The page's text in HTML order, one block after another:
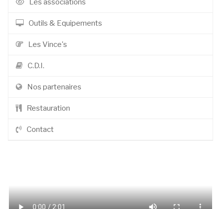
Les associations
Outils & Equipements
Les Vince's
C.D.I.
Nos partenaires
Restauration
Contact